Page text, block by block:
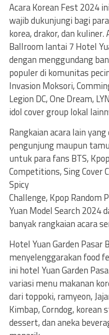
Acara Korean Fest 2024
wajib dukunjungi bagi
korea, drakor, dan kuliner.
Ballroom lantai 7 Hotel
dengan menggundang
populer di komunitas
Invasion Moksori,
Legion DC, One Dream,
idol cover group lokal
Rangkaian acara lain
pengunjung maupun
untuk para fans BTS,
Competitions, Sing Cover
Spicy
Challenge, Kpop Random
Yuan Model Search 2024
banyak rangkaian acara
Hotel Yuan Garden Pasar
menyelenggarakan food
ini hotel Yuan Garden
variasi menu makanan
dari toppoki, ramyeon,
Kimbap, Corndog, korean
dessert, dan aneka